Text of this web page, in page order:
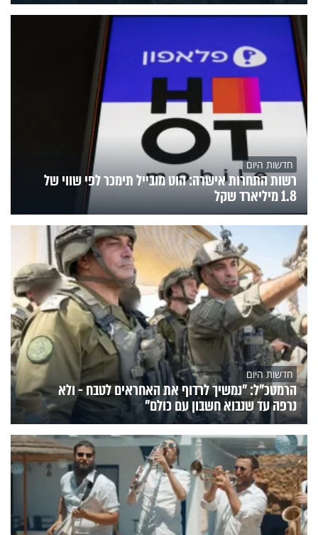
חדשות היום
רשות התחרות אישרה: הוט מובייל תימכר לפי שווי של
1.8 מיליארד שקל
חדשות היום
הרמטכ"ל: "נמשיך לרדוף את האחראים לטבח - ולא
נרפה עד שנבוא חשבון עם כולם"